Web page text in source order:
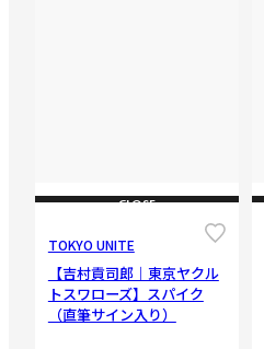
CLOSE
TOKYO UNITE
【吉村貢司郎｜東京ヤクル
トスワローズ】スパイク
（直筆サイン入り）